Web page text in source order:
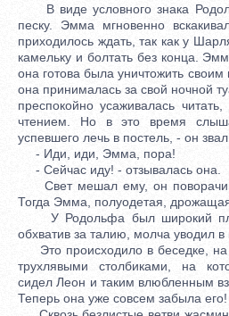
В виде условного знака
песку. Эмма мгновенно
приходилось ждать, так как у
камельку и болтать без конца.
она готова была уничтожить
она принималась за свой ночной
преспокойно усаживалась
чтением. Но в это время
успевшего лечь в постель, - он
- Иди, иди, Эмма, пора!
- Сейчас иду! - отзывалась она.
Свет мешал ему, он
Тогда Эмма, полуодетая,
У Родольфа был широкий
обхватив за талию, молча уводил в
Это происходило в беседке, на
трухлявыми столбиками, на
сидел Леон и таким влюбленным
Теперь она уже совсем забыла его!